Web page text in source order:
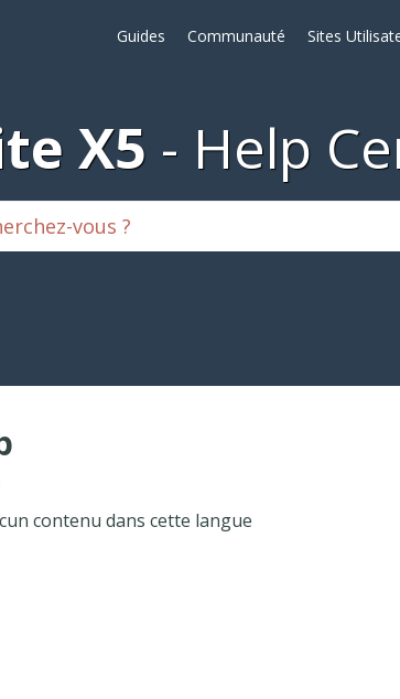
Guides Communauté Sites
X5 Help
contenu dans cette langue